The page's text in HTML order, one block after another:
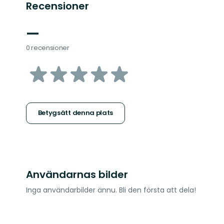
Recensioner
—
0 recensioner
av
stjärnor
Betygsätt denna plats
Användarnas bilder
Inga användarbilder ännu. Bli den första att dela!